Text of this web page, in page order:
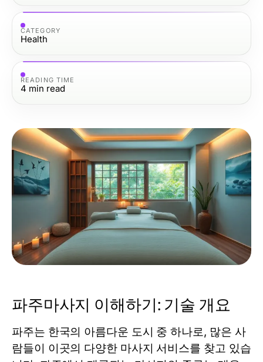
CATEGORY
Health
READING TIME
4 min read
파주마사지 이해하기: 기술 개요
파주는 한국의 아름다운 도시 중 하나로, 많은 사
람들이 이곳의 다양한 마사지 서비스를 찾고 있습